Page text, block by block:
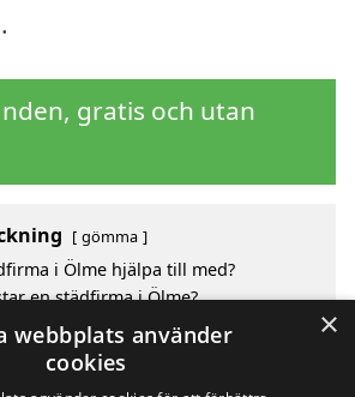
gratis och utan
gömma
i Ölme hjälpa till med?
en städfirma i Ölme?
välja städfirma i Ölme
städfirma i de omgivande
×
webbplats använder
cookies